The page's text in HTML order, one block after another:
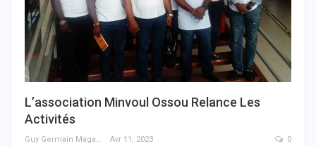
L’association Minvoul Ossou Relance Les
Activités
Guy Germain Maganga Nziengui Avr 11, 2023 0